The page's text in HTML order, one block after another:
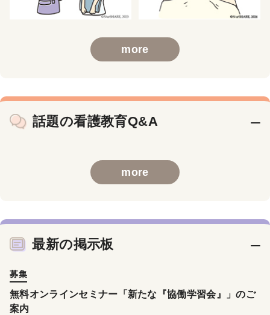
more
話題の看護教育Q&A
more
最新の掲示板
募集
無料オンラインセミナー「新たな『協働学習会』」のご
案内